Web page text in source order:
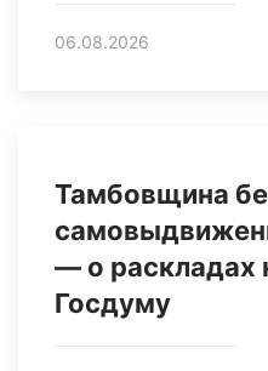
06.08.2026
Тамбовщина
— о раскладах
Госдуму